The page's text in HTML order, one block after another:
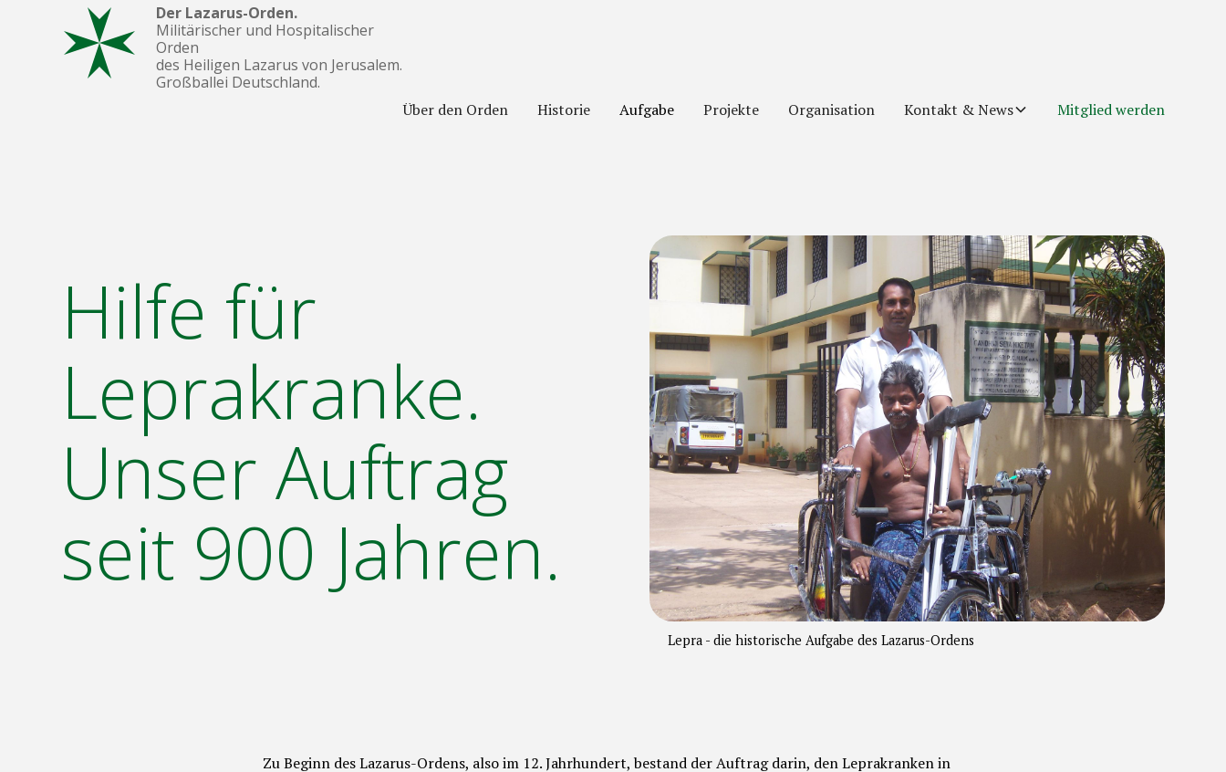
Der Lazarus-Orden.
Militärischer und Hospitalischer
Orden
des Heiligen Lazarus von Jerusalem.
Großballei Deutschland.
Über den Orden
Historie Aufgabe Projekte Organisation Kontakt & News Mitglied werden
Hilfe für
Leprakranke.
Unser Auftrag
seit 900 Jahren.
Lepra - die historische Aufgabe des Lazarus-Ordens
Zu Beginn des Lazarus-Ordens, also im 12. Jahrhundert, bestand der Auftrag darin, den Leprakranken in